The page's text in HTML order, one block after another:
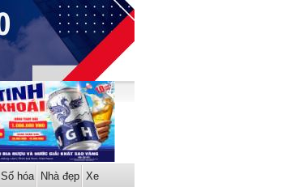
Số hóa Nhà đẹp Xe